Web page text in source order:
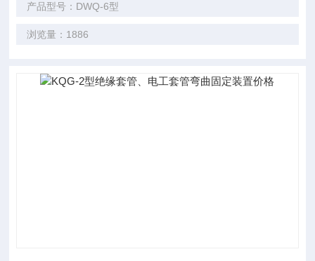
产品型号：DWQ-6型
浏览量：1886